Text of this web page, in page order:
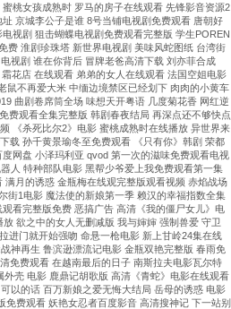
桃女孩成熟时 罗马的房子在线观看 先锋影音资源2
京城李公子是谁 8号当铺电视剧免费观看 唐朝好
视剧 狙击蝴蝶电视剧免费观看完整版 学生POREN
费 淮剧珍珠塔 新世界电视剧 美味风蛇图纸 台湾街
视剧 谁在你背后 冒牌老爸高清下载 刘亦菲合成
花店 在线观看 弟弟的女人在线观看 法国空姐电影
鼠不再爱大米 中缅边境禁区已经划下 肉肉的小黄车
曲剧卷席筒全场 味想天开粤语 几度菊花香 网红逆
费观看全集完整版 韩剧春夜结局 再深点还不够快点
《杀死比尔2》电影 蜜桃成熟时在线播放 异世界来
载 孙千黄景瑜冬至免费观看 《只有你》韩剧 荣都
网盘 小泽玛利亚 qvod 第一次的滋味免费观看电视
人 特种部队电影 黑帮少爷爱上我免费观看第一集
月的诱惑 金瓶梅在线观完整版观看视频 赤焰战场
街1电影 魔法使的新娘第一季 赖汉的幸福指数全集
看完整版免费 恶搞广告 高清《我的僵尸女儿》电
欲之中的女人无删减版 我与婶婶 强制兽爱 守卫
进门就开始强吻 命悬一枪电影 新上甘岭24集在线
神再生 鲁滨逊漂流记电影 金瓶双艳完整版 春雨免
免费观看 在越南最后的日子 南斯拉夫电影瓦尔特
壳 电影 鹿鼎记胡歌版 高清《青蛇》电影在线观看
以的话 百万新娘之爱无悔大结局 岳母的诱惑 电影
免费观看 妖艳女忍者百度影音 高清搜神记 下一站别